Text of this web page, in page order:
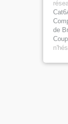
de